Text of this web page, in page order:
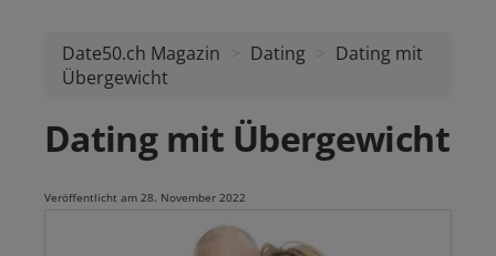
Date50.ch Magazin Dating
Dating mit
Übergewicht
Dating mit Übergewicht
Veröffentlicht am 28. November 2022